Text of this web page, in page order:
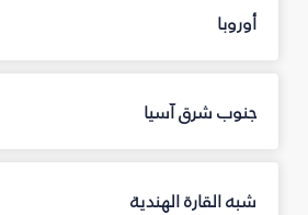
أوروبا
جنوب شرق آسيا
شبه القارة الهندية